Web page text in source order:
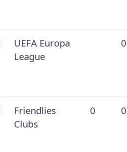
UEFA Europa
League
0
Friendlies
Clubs
0 0